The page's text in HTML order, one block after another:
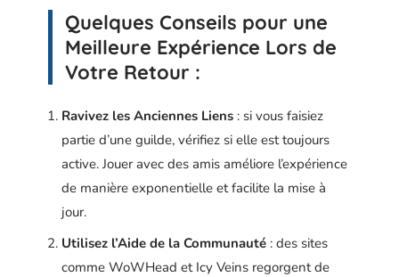
Quelques Conseils pour une
Meilleure Expérience Lors de
Votre Retour :
Ravivez les Anciennes Liens : si vous faisiez
partie d’une guilde, vérifiez si elle est toujours
active. Jouer avec des amis améliore l’expérience
de manière exponentielle et facilite la mise à
jour.
Utilisez l’Aide de la Communauté : des sites
comme WoWHead et Icy Veins regorgent de